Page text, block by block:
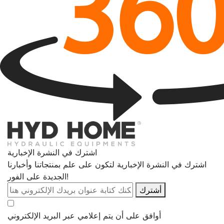
اشترك في النشرة الإخبارية
اشترك في النشرة الإخبارية لتكون على علم بمنتجاتنا وأخبارنا
الجديدة على الفور!
أشترك
أوافق على أن يتم إعلامي عبر البريد الإلكتروني